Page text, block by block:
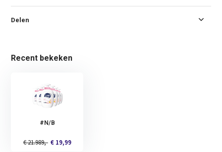
Delen
Recent bekeken
#N/B
€ 21.989,- € 19,99